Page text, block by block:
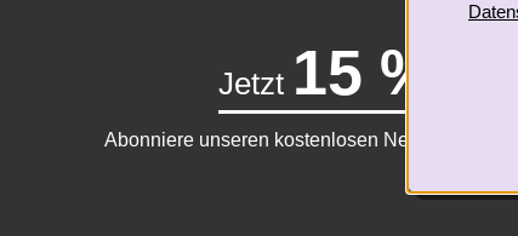
Jetzt 15 %
Abonniere unseren kostenlosen Newsletter